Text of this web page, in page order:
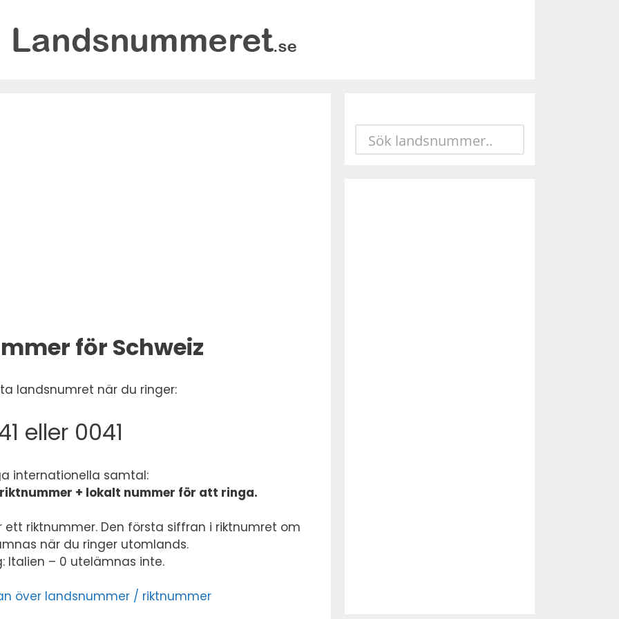
för Schweiz
landsnumret när du ringer:
eller 0041
internationella samtal:
+ lokalt nummer för att ringa.
riktnummer. Den första siffran i riktnumret om
när du ringer utomlands.
Italien – 0 utelämnas inte.
över landsnummer / riktnummer